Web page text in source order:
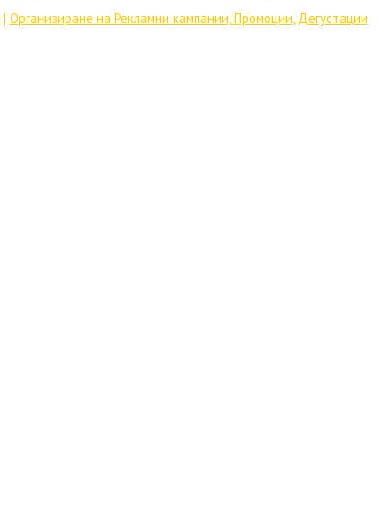
| Организиране на Рекламни кампании, Промоции, Дегустации